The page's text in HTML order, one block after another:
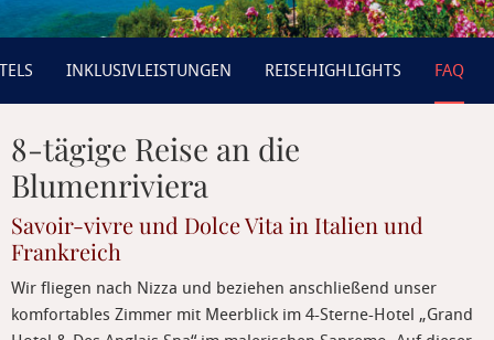
INKLUSIVLEISTUNGEN REISEHIGHLIGHTS FAQ
8-tägige Reise an die
Blumenriviera
Savoir-vivre und Dolce Vita in Italien und
Frankreich
Wir fliegen nach Nizza und beziehen anschließend unser
komfortables Zimmer mit Meerblick im 4-Sterne-Hotel „Grand